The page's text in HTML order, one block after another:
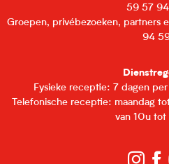
59 57
Groepen, privébezoeken, partners
94
Fysieke receptie: 7 dagen
Telefonische receptie: maandag
van 10u tot